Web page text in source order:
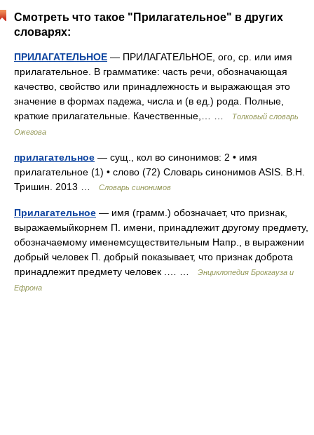
Смотреть что такое "Прилагательное" в других
словарях:
ПРИЛАГАТЕЛЬНОЕ — ПРИЛАГАТЕЛЬНОЕ, ого, ср. или имя
прилагательное. В грамматике: часть речи, обозначающая
качество, свойство или принадлежность и выражающая это
значение в формах падежа, числа и (в ед.) рода. Полные,
краткие прилагательные. Качественные,… …
Толковый словарь
Ожегова
прилагательное — сущ., кол во синонимов: 2 • имя
прилагательное (1) • слово (72) Словарь синонимов ASIS. В.Н.
Тришин. 2013 …
Словарь синонимов
Прилагательное — имя (грамм.) обозначает, что признак,
выражаемыйкорнем П. имени, принадлежит другому предмету,
обозначаемому именемсуществительным Напр., в выражении
добрый человек П. добрый показывает, что признак доброта
принадлежит предмету человек .… …
Энциклопедия Брокгауза и
Ефрона